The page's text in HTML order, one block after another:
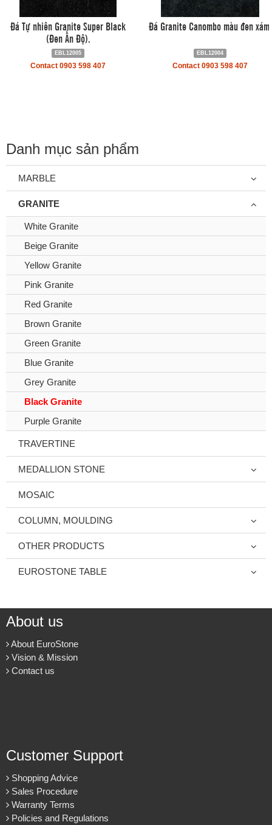
Đá Tự nhiên Granite Super Black
(Đen Ấn Độ).
EBL12005
Contact 0903 598 407
Đá Granite Canombo màu đen xám.
EBL12004
Contact 0903 598 407
Danh mục sản phẩm
MARBLE
GRANITE
White Granite
Beige Granite
Yellow Granite
Pink Granite
Red Granite
Brown Granite
Green Granite
Blue Granite
Grey Granite
Black Granite
Purple Granite
TRAVERTINE
MEDALLION STONE
MOSAIC
COLUMN, MOULDING
OTHER PRODUCTS
EUROSTONE TABLE
About us
About EuroStone
Vision & Mission
Contact us
Customer Support
Shopping Advice
Sales Procedure
Warranty Terms
Policies and Regulations